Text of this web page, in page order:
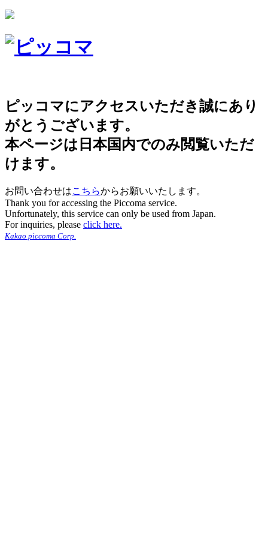
ピッコマにアクセスいただき誠にあり
がとうございます。
本ページは日本国内でのみ閲覧いただ
けます。
お問い合わせはこちらからお願いいたします。
Thank you for accessing the Piccoma service.
Unfortunately, this service can only be used from Japan.
For inquiries, please click here.
Kakao piccoma Corp.